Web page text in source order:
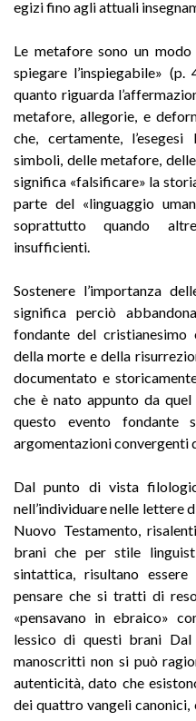
egizi fino agli attuali
Le metafore sono un
spiegare l’inspiegabile»
quanto riguarda
metafore, allegorie, e
che, certamente,
simboli, delle metafore,
significa «falsificare» la
parte del «linguaggio
soprattutto quando
insufficienti.
Sostenere l’importanza
significa perciò
fondante del cristianesimo
della morte e della
documentato e
che è nato appunto da
questo evento fondante
argomentazioni convergenti
Dal punto di vista
nell’individuare nelle lettere
Nuovo Testamento,
brani che per stile
sintattica, risultano
pensare che si tratti di
«pensavano in ebraico»
lessico di questi brani
manoscritti non si può
autenticità, dato che
dei quattro vangeli canonici,